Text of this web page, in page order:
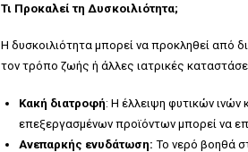
Τι Προκαλεί τη Δυσκοιλιότητα;
Η δυσκοιλιότητα μπορεί να προκληθεί από
τον τρόπο ζωής ή άλλες ιατρικές
Κακή διατροφή: Η έλλειψη φυτικών
επεξεργασμένων προϊόντων μπορεί να
Ανεπαρκής ενυδάτωση: Το νερό βοηθά